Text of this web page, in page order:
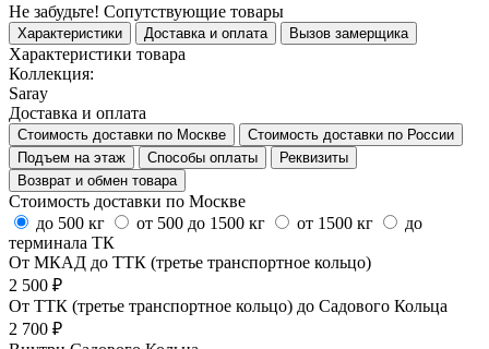
Не забудьте! Сопутствующие товары
Характеристики Доставка и оплата Вызов замерщика
Характеристики товара
Коллекция:
Saray
Доставка и оплата
Стоимость доставки по Москве
Стоимость доставки по России
Подъем на этаж
Способы оплаты
Реквизиты
Возврат и обмен товара
Стоимость доставки по Москве
до 500 кг
от 500 до 1500 кг от 1500 кг
до
терминала ТК
От МКАД до ТТК (третье транспортное кольцо)
2 500 ₽
От ТТК (третье транспортное кольцо) до Садового Кольца
2 700 ₽